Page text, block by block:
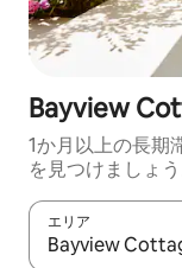
Bayview
1か月以上の長期
を見つけましょう
エリア
検索結果が表示